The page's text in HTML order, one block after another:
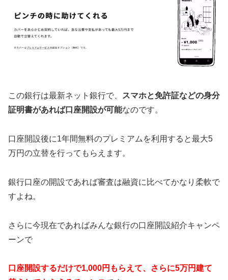
この銀行は最新ネット銀行で、
スマホと免許証などの身分
証明書があれば口座開設が可能なのです。
口座開設後に1年間無料のプレミアムを利用すると最大5
万円の立替を行ってもらえます。
銀行口座の開設であれば審査は融資に比べてかなり柔軟で
すよね。
さらに今現在であればみんな銀行の口座開設紹介キャンペ
ーンで
口座開設するだけで1,000円もらえて、さらに5万円建て